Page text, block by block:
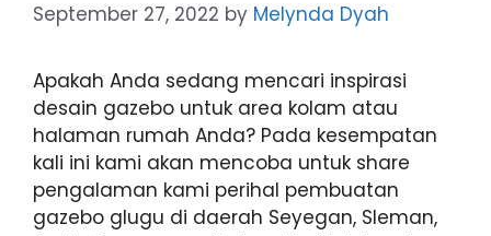
September 27, 2022 by Melynda Dyah
Apakah Anda sedang mencari inspirasi
desain gazebo untuk area kolam atau
halaman rumah Anda? Pada kesempatan
kali ini kami akan mencoba untuk share
pengalaman kami perihal pembuatan
gazebo glugu di daerah Seyegan, Sleman,